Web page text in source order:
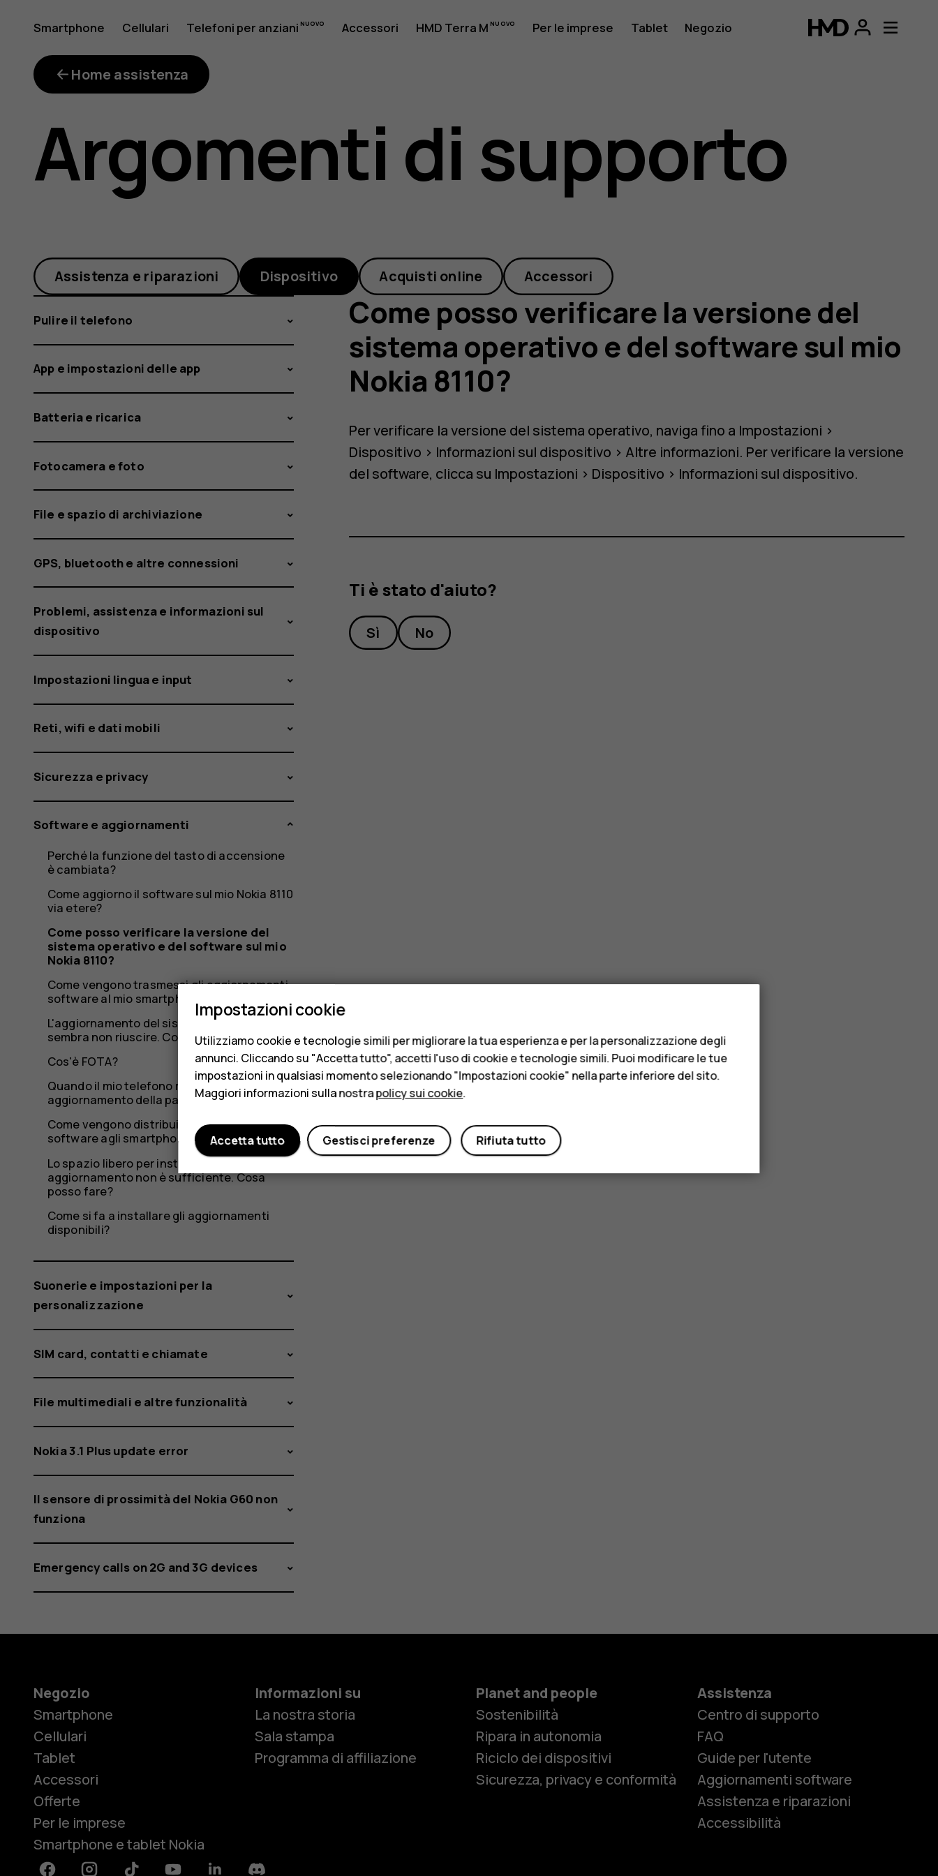
Come
posso
verificare
la
versione
del
sistema
operativo
e
del
software
sul
mio
Nokia
8110?
Smartphone Cellulari Telefoni per anziani Accessori HMD Terra M Per le imprese Tablet Negozio
Smartphone
Cellulari
Il mio account
Home assistenza
Argomenti di supporto
Assistenza e riparazioni Dispositivo Acquisti online Accessori
Pulire il telefono
App e impostazioni delle app
Batteria e ricarica
Fotocamera e foto
File e spazio di archiviazione
GPS, bluetooth e altre connessioni
Problemi, assistenza e informazioni sul
dispositivo
Impostazioni lingua e input
Reti, wifi e dati mobili
Sicurezza e privacy
Software e aggiornamenti
Perché la funzione del tasto di accensione
è cambiata?
Come aggiorno il software sul mio Nokia 8110
via etere?
Come posso verificare la versione del
sistema operativo e del software sul mio
Nokia 8110?
Come vengono trasmessi gli aggiornamenti
software al mio smartphone Nokia?
L'aggiornamento del sistema mediante OTA
sembra non riuscire. Cosa devo fare?
Cos'è FOTA?
Quando il mio telefono riceverà l'ultimo
aggiornamento della patch di sicurezza?
Come vengono distribuiti gli aggiornamenti
software agli smartphone Nokia e HMD?
Lo spazio libero per installare un
aggiornamento non è sufficiente. Cosa
posso fare?
Come si fa a installare gli aggiornamenti
disponibili?
Suonerie e impostazioni per la
personalizzazione
SIM card, contatti e chiamate
File multimediali e altre funzionalità
Nokia 3.1 Plus update error
Il sensore di prossimità del Nokia G60 non
funziona
Emergency calls on 2G and 3G devices
Come posso verificare la versione del
sistema operativo e del software sul mio
Nokia 8110?
Per verificare la versione del sistema operativo, naviga fino a Impostazioni >
Dispositivo > Informazioni sul dispositivo > Altre informazioni. Per verificare la versione
del software, clicca su Impostazioni > Dispositivo > Informazioni sul dispositivo.
Ti è stato d'aiuto?
Sì No
Negozio
Smartphone
Cellulari
Tablet
Accessori
Offerte
Per le imprese
Smartphone e tablet Nokia
Informazioni su
La nostra storia
Sala stampa
Programma di affiliazione
Planet and people
Sostenibilità
Ripara in autonomia
Riciclo dei dispositivi
Sicurezza, privacy e conformità
Assistenza
Centro di supporto
FAQ
Guide per l'utente
Aggiornamenti software
Assistenza e riparazioni
Accessibilità
Impostazioni cookie
Utilizziamo cookie e tecnologie simili per migliorare la tua esperienza e per la personalizzazione degli
annunci. Cliccando su "Accetta tutto", accetti l'uso di cookie e tecnologie simili. Puoi modificare le tue
impostazioni in qualsiasi momento selezionando "Impostazioni cookie" nella parte inferiore del sito.
Maggiori informazioni sulla nostrapolicy sui cookie.
Rifiuta tutto
Gestisci preferenze
Accetta tutto